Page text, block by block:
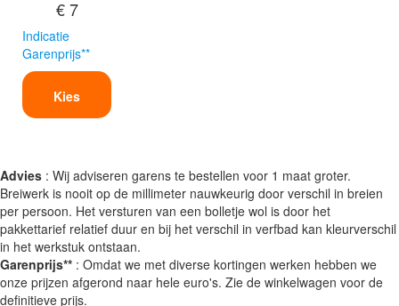
€ 7
Indicatie
Garenprijs**
Kies
Advies : Wij adviseren garens te bestellen voor 1 maat groter.
Breiwerk is nooit op de millimeter nauwkeurig door verschil in breien
per persoon. Het versturen van een bolletje wol is door het
pakkettarief relatief duur en bij het verschil in verfbad kan kleurverschil
in het werkstuk ontstaan.
Garenprijs** : Omdat we met diverse kortingen werken hebben we
onze prijzen afgerond naar hele euro's. Zie de winkelwagen voor de
definitieve prijs.